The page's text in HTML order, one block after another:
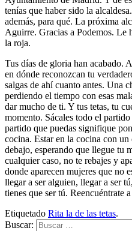
tenías que haber sido la
además, para qué. La próxima
Aguirre. Gracias a Podemos. Le
la roja.
Tus días de gloria han acabado.
en dónde reconozcan tu
salgas de ahí cuanto antes. Una
perdiendo el tiempo con esas
dar mucho de ti. Y tus tetas, tu
momento. Sácales todo el
partido que puedas signifique
cocina. Estar en la cocina con
debajo, esperando que llegue tu
cualquier caso, no te rebajes y
donde aparecen mujeres que no
llegar a ser alguien, llegar a ser
tienes que ser tú. Reencuéntrate
Etiquetado Rita la de las tetas.
Buscar: